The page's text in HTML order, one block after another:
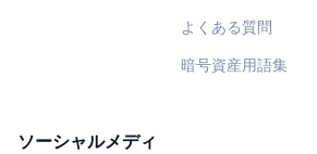
よくある質問
暗号資産用語集
ソーシャルメディ